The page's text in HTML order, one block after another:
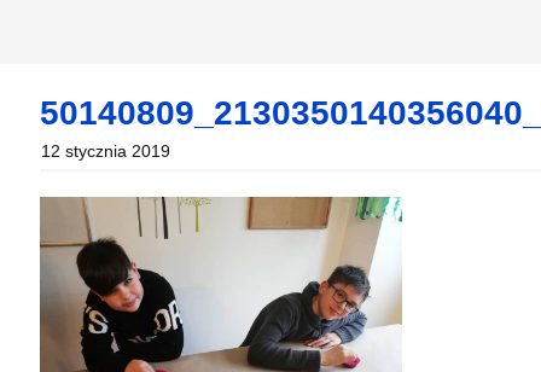
12 stycznia 2019